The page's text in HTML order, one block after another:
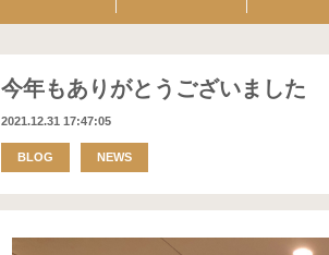
今年もありがとうございました
2021.12.31 17:47:05
BLOG NEWS